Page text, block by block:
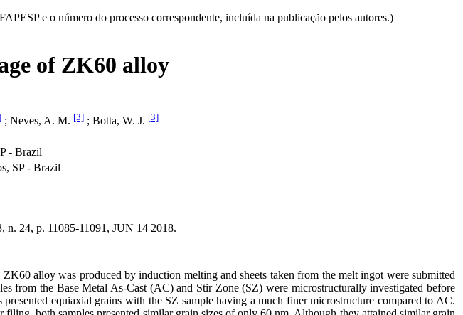
e o número do processo correspondente, incluída na publicação pelos autores.)
of ZK60 alloy
; Neves, A. M. [3] ; Botta, W. J. [3]
- Brazil
SP - Brazil
24, p. 11085-11091, JUN 14 2018.
alloy was produced by induction melting and sheets taken from the melt ingot were submitted
from the Base Metal As-Cast (AC) and Stir Zone (SZ) were microstructurally investigated before
equiaxial grains with the SZ sample having a much finer microstructure compared to AC.